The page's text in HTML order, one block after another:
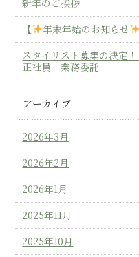
【
年末年始のお知らせ
スタイリスト募集の
正社員 業務委託
アーカイブ
2026年3月
2026年2月
2026年1月
2025年11月
2025年10月